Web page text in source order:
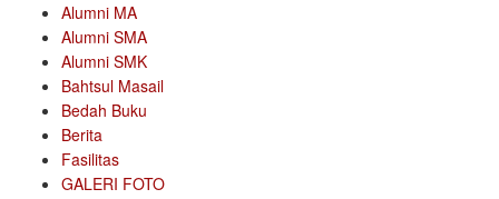
Alumni MA
Alumni SMA
Alumni SMK
Bahtsul Masail
Bedah Buku
Berita
Fasilitas
GALERI FOTO